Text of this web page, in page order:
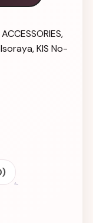
ACCESSORIES,
,KIS No-